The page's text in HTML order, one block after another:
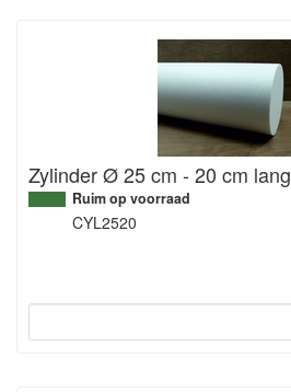
Zylinder Ø 25 cm - 20 cm lang
Ruim op voorraad
CYL2520